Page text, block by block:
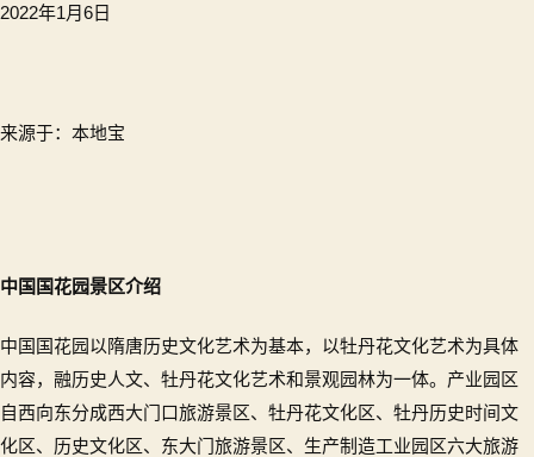
2022年1月6日
来源于：本地宝
中国国花园景区介绍
中国国花园以隋唐历史文化艺术为基本，以牡丹花文化艺术为具体
内容，融历史人文、牡丹花文化艺术和景观园林为一体。产业园区
自西向东分成西大门口旅游景区、牡丹花文化区、牡丹历史时间文
化区、历史文化区、东大门旅游景区、生产制造工业园区六大旅游